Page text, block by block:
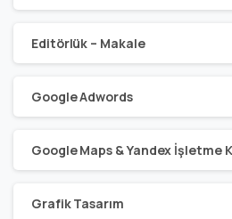
Editörlük – Makale
Google Adwords
Google Maps & Yandex İşletme
Grafik Tasarım